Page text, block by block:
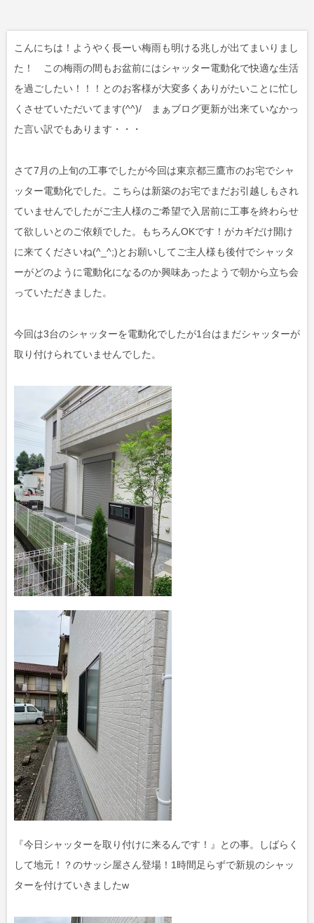
こんにちは！ようやく長ーい梅雨も明ける兆しが出てまいりまし
た！ この梅雨の間もお盆前にはシャッター電動化で快適な生活
を過ごしたい！！！とのお客様が大変多くありがたいことに忙し
くさせていただいてます(^^)/ まぁブログ更新が出来ていなかっ
た言い訳でもあります・・・
さて7月の上旬の工事でしたが今回は東京都三鷹市のお宅でシャ
ッター電動化でした。こちらは新築のお宅でまだお引越しもされ
ていませんでしたがご主人様のご希望で入居前に工事を終わらせ
て欲しいとのご依頼でした。もちろんOKです！がカギだけ開け
に来てくださいね(^_^;)とお願いしてご主人様も後付でシャッタ
ーがどのように電動化になるのか興味あったようで朝から立ち会
っていただきました。
今回は3台のシャッターを電動化でしたが1台はまだシャッターが
取り付けられていませんでした。
『今日シャッターを取り付けに来るんです！』との事。しばらく
して地元！？のサッシ屋さん登場！1時間足らずで新規のシャッ
ターを付けていきましたw